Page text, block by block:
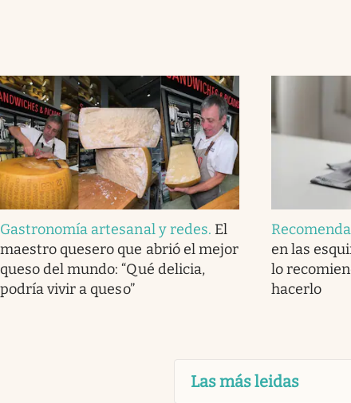
Gastronomía artesanal y redes. El
maestro quesero que abrió el mejor
queso del mundo: “Qué delicia,
podría vivir a queso”
en las
lo
hacerlo
Las más leidas